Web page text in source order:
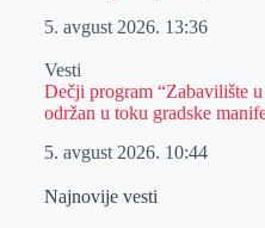
5. avgust 2026. 13:36
Vesti
Dečji program “Zabavilište
održan u toku gradske
5. avgust 2026. 10:44
Najnovije vesti